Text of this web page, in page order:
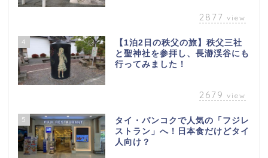
2877 view
4
【1泊2日の秩父の旅】秩父三社
と聖神社を参拝し、長瀞渓谷にも
行ってみました！
2679 view
5
タイ・バンコクで人気の「フジレ
ストラン」へ！日本食だけどタイ
人向け？